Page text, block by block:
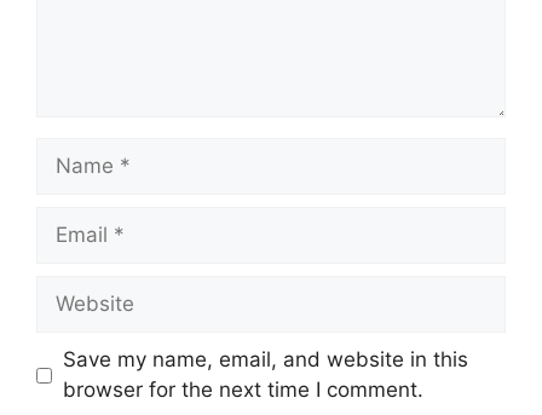
Save my name, email, and website in this
browser for the next time I comment.